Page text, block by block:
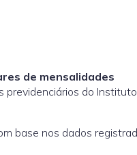
de mensalidades
previdenciários do Instituto
base nos dados